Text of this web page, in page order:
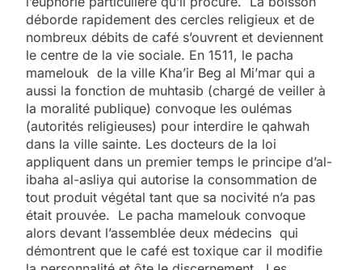
déborde rapidement des cercles religieux et de
nombreux débits de café s’ouvrent et deviennent
le centre de la vie sociale. En 1511, le pacha
mamelouk de la ville Kha’ir Beg al Mi’mar qui a
aussi la fonction de muhtasib (chargé de veiller à
la moralité publique) convoque les oulémas
(autorités religieuses) pour interdire le qahwah
dans la ville sainte. Les docteurs de la loi
appliquent dans un premier temps le principe d’al-
ibaha al-asliya qui autorise la consommation de
tout produit végétal tant que sa nocivité n’a pas
était prouvée. Le pacha mamelouk convoque
alors devant l’assemblée deux médecins qui
démontrent que le café est toxique car il modifie